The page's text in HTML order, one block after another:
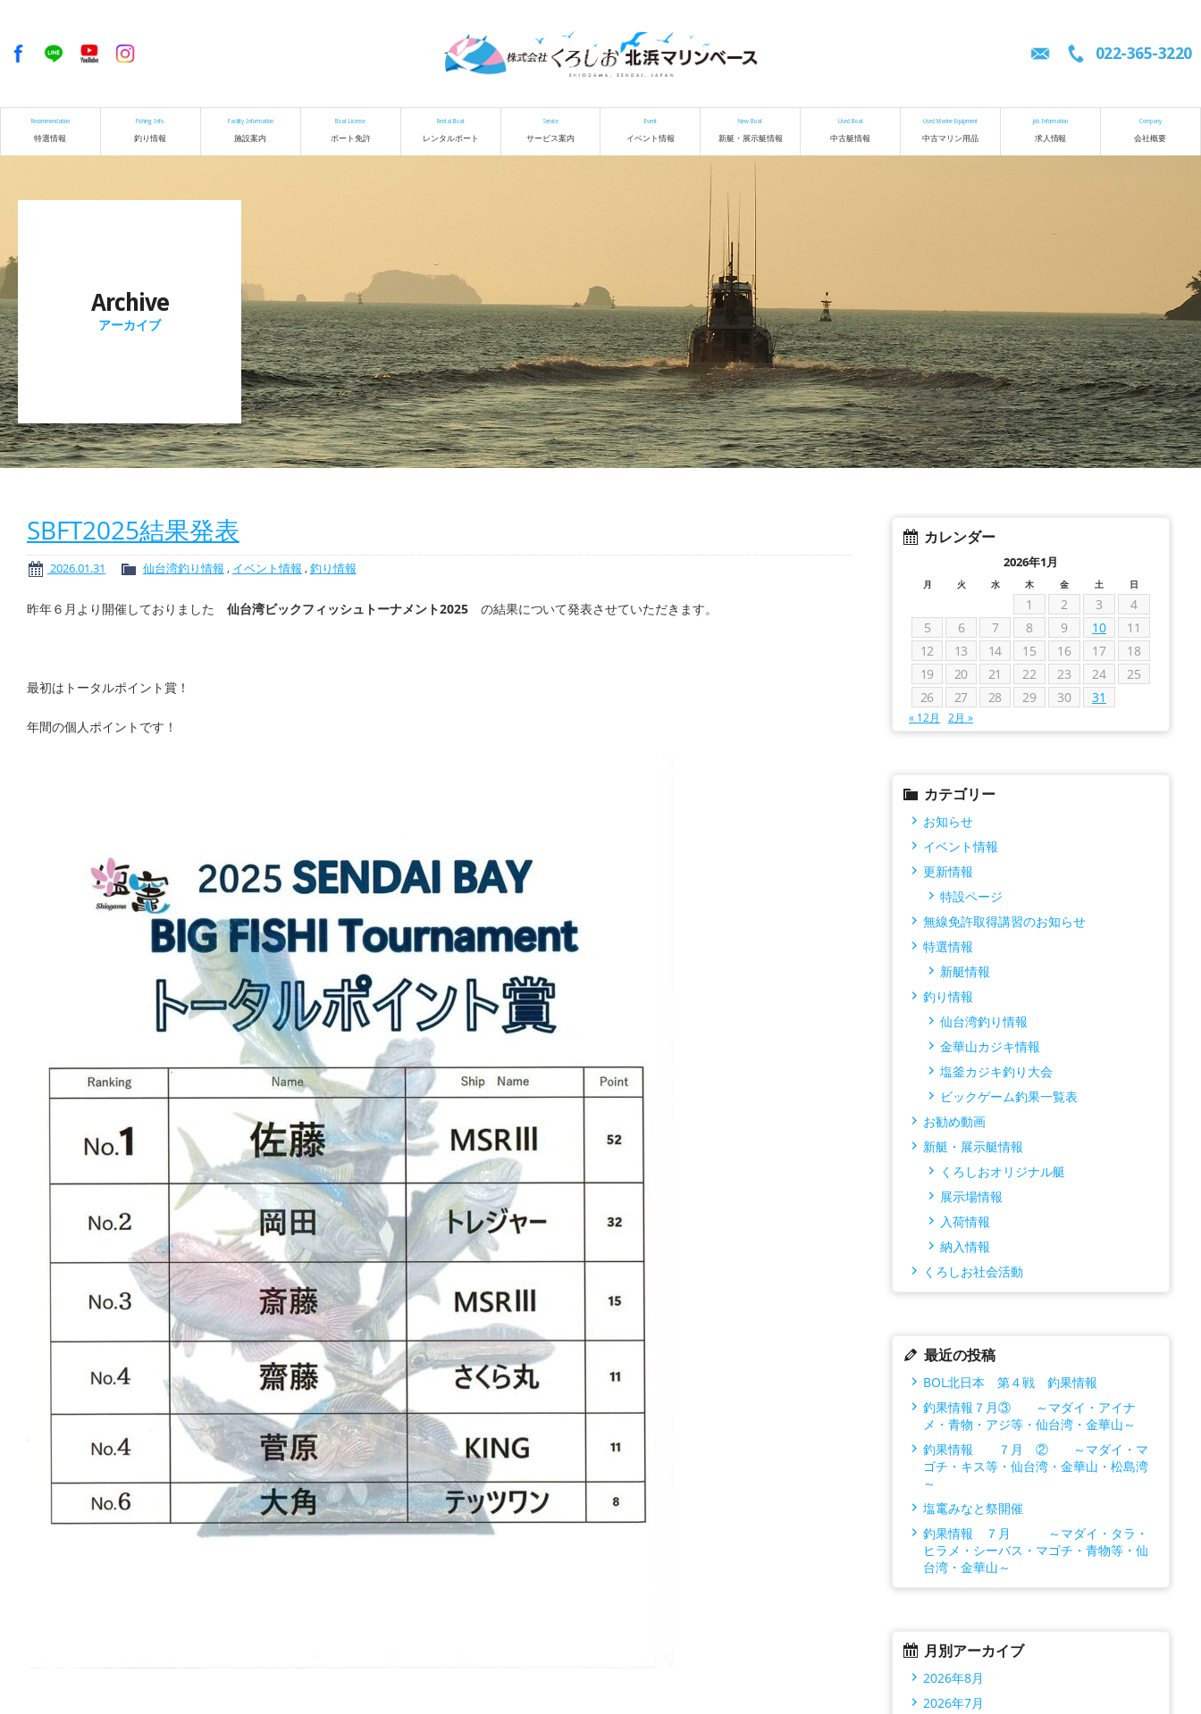
022-365-3220
Recommendation
特選情報
Fishing Info.
釣り情報
Facility Information
施設案内
Boat License
ボート免許
Rental Boat
レンタルボート
Service
サービス案内
Event
イベント情報
New Boat
新艇・展示艇情報
Used Boat
中古艇情報
Used Marine Equipment
中古マリン用品
Job Information
求人情報
Company
会社概要
Archive
アーカイブ
SBFT2025結果発表
2026.01.31 仙台湾釣り情報 , イベント情報 ,釣り情報
昨年６月より開催しておりました 仙台湾ビックフィッシュトーナメント2025の結果について発表させていただきます。
最初はトータルポイント賞！
年間の個人ポイントです！
カレンダー
2026年1月
月 火 水 木 金 土 日
1 2 3
4
5
6 7 8 9 10
11
12
13 14 15 16 17
18
19
20 21 22 23 24
25
26
27 28 29 30 31
« 12月 2月 »
カテゴリー
お知らせ
イベント情報
更新情報
特設ページ
無線免許取得講習のお知らせ
特選情報
新艇情報
釣り情報
仙台湾釣り情報
金華山カジキ情報
塩釜カジキ釣り大会
ビックゲーム釣果一覧表
お勧め動画
新艇・展示艇情報
くろしおオリジナル艇
展示場情報
入荷情報
納入情報
くろしお社会活動
最近の投稿
BOL北日本 第４戦 釣果情報
釣果情報７月③ ～マダイ・アイナ
メ・青物・アジ等・仙台湾・金華山～
釣果情報 ７月 ② ～マダイ・マ
ゴチ・キス等・仙台湾・金華山・松島湾
～
塩竃みなと祭開催
釣果情報 ７月 ～マダイ・タラ・
ヒラメ・シーバス・マゴチ・青物等・仙
台湾・金華山～
月別アーカイブ
2026年8月
2026年7月